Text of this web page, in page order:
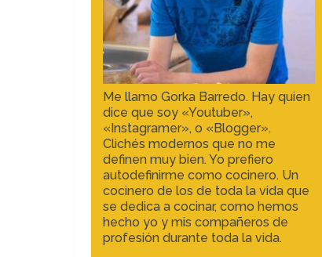
Me llamo Gorka Barredo. Hay quien
dice que soy «Youtuber»,
«Instagramer», o «Blogger».
Clichés modernos que no me
definen muy bien. Yo prefiero
autodefinirme como cocinero. Un
cocinero de los de toda la vida que
se dedica a cocinar, como hemos
hecho yo y mis compañeros de
profesión durante toda la vida.